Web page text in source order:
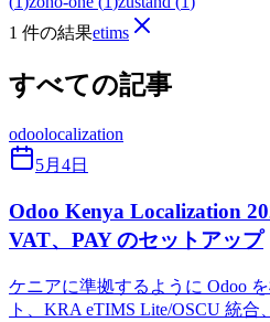
1 件の結果etims
すべての記事
odoolocalization
5月4日
Odoo Kenya Localization
VAT、PAY のセットアップ
ケニアに準拠するように Odoo
ト、KRA eTIMS Lite/OSCU 統合